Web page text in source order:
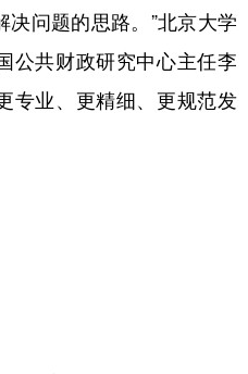
问题的思路。”北京大学
公共财政研究中心主任李
专业、更精细、更规范发